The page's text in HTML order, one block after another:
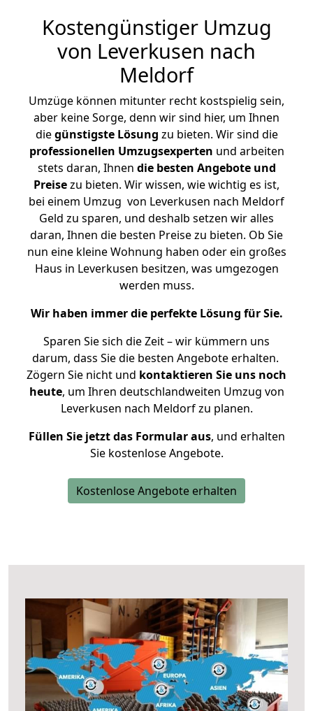
Kostengünstiger Umzug
von Leverkusen nach
Meldorf
Umzüge können mitunter recht kostspielig sein,
aber keine Sorge, denn wir sind hier, um Ihnen
diegünstigste Lösung zu bieten. Wir sind die
professionellen Umzugsexperten und arbeiten
stets daran, Ihnen die besten Angebote und
Preisezu bieten. Wir wissen, wie wichtig es ist,
bei einem Umzug von Leverkusen nach Meldorf
Geld zu sparen, und deshalb setzen wir alles
daran, Ihnen die besten Preise zu bieten. Ob Sie
nun eine kleine Wohnung haben oder ein großes
Haus in Leverkusen besitzen, was umgezogen
werden muss.
Wir haben immer die perfekte Lösung für Sie.
Sparen Sie sich die Zeit – wir kümmern uns
darum, dass Sie die besten Angebote erhalten.
Zögern Sie nicht und kontaktieren Sie uns noch
heute, um Ihren deutschlandweiten Umzug von
Leverkusen nach Meldorf zu planen.
Füllen Sie jetzt das Formular aus, und erhalten
Sie kostenlose Angebote.
Kostenlose Angebote erhalten